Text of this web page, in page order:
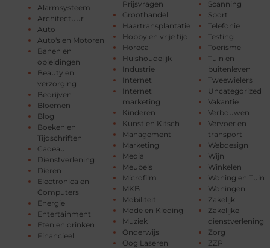
Alarmsysteem
Architectuur
Auto
Auto's en Motoren
Banen en
opleidingen
Beauty en
verzorging
Bedrijven
Bloemen
Blog
Boeken en
Tijdschriften
Cadeau
Dienstverlening
Dieren
Electronica en
Computers
Energie
Entertainment
Eten en drinken
Financieel
Prijsvragen
Groothandel
Haartransplantatie
Hobby en vrije tijd
Horeca
Huishoudelijk
Industrie
Internet
Internet
marketing
Kinderen
Kunst en Kitsch
Management
Marketing
Media
Meubels
Microfilm
MKB
Mobiliteit
Mode en Kleding
Muziek
Onderwijs
Oog Laseren
Scanning
Sport
Telefonie
Testing
Toerisme
Tuin en
buitenleven
Tweewielers
Uncategorized
Vakantie
Verbouwen
Vervoer en
transport
Webdesign
Wijn
Winkelen
Woning en Tuin
Woningen
Zakelijk
Zakelijke
dienstverlening
Zorg
ZZP